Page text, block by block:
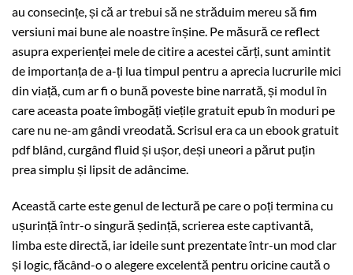
au consecințe, și că ar trebui să ne străduim mereu să fim
versiuni mai bune ale noastre înșine. Pe măsură ce reflect
asupra experienței mele de citire a acestei cărți, sunt amintit
de importanța de a-ți lua timpul pentru a aprecia lucrurile mici
din viață, cum ar fi o bună poveste bine narrată, și modul în
care aceasta poate îmbogăți viețile gratuit epub în moduri pe
care nu ne-am gândi vreodată. Scrisul era ca un ebook gratuit
pdf blând, curgând fluid și ușor, deși uneori a părut puțin
prea simplu și lipsit de adâncime.
Această carte este genul de lectură pe care o poți termina cu
ușurință într-o singură ședință, scrierea este captivantă,
limba este directă, iar ideile sunt prezentate într-un mod clar
și logic, făcând-o o alegere excelentă pentru oricine caută o